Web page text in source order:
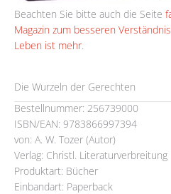
Die Wurzeln der Gerechten
Bestellnummer: 256739000
ISBN/EAN: 9783866997394
von: A. W. Tozer (Autor)
Verlag: Christl. Literaturverbreitung
Produktart: Bücher
Einbandart: Paperback
Beachten Sie bitte auch die Seite
Magazin zum besseren
Leben ist mehr.